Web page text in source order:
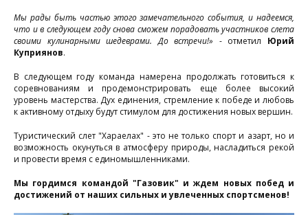
Мы рады быть частью этого замечательного события, и надеемся,
что и в следующем году снова сможем порадовать участников слета
своими кулинарными шедеврами. До встречи!» - отметил Юрий
Куприянов.
В следующем году команда намерена продолжать готовиться к
соревнованиям и продемонстрировать еще более высокий
уровень мастерства. Дух единения, стремление к победе и любовь
к активному отдыху будут стимулом для достижения новых вершин.
Туристический слет "Хараелах" - это не только спорт и азарт, но и
возможность окунуться в атмосферу природы, насладиться рекой
и провести время с единомышленниками.
Мы гордимся командой "Газовик" и ждем новых побед и
достижений от наших сильных и увлеченных спортсменов!